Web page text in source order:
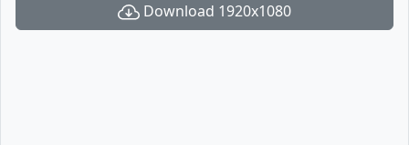
Download 1920x1080